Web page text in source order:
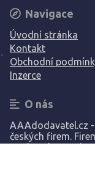
Navigace
Úvodní stránka
Kontakt
Obchodní
Inzerce
O nás
AAAdodavatel.cz
českých firem.
Vaší společnosti.